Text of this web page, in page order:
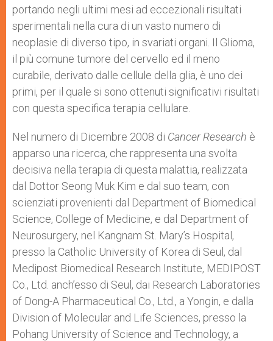
portando negli ultimi mesi ad eccezionali risultati
sperimentali nella cura di un vasto numero di
neoplasie di diverso tipo, in svariati organi. Il Glioma,
il più comune tumore del cervello ed il meno
curabile, derivato dalle cellule della glia, è uno dei
primi, per il quale si sono ottenuti significativi risultati
con questa specifica terapia cellulare.
Nel numero di Dicembre 2008 di Cancer Research è
apparso una ricerca, che rappresenta una svolta
decisiva nella terapia di questa malattia, realizzata
dal Dottor Seong Muk Kim e dal suo team, con
scienziati provenienti dal Department of Biomedical
Science, College of Medicine, e dal Department of
Neurosurgery, nel Kangnam St. Mary’s Hospital,
presso la Catholic University of Korea di Seul, dal
Medipost Biomedical Research Institute, MEDIPOST
Co., Ltd. anch’esso di Seul, dai Research Laboratories
of Dong-A Pharmaceutical Co., Ltd., a Yongin, e dalla
Division of Molecular and Life Sciences, presso la
Pohang University of Science and Technology, a